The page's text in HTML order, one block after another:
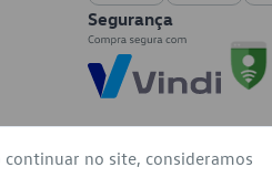
Segurança
continuar no site, consideramos